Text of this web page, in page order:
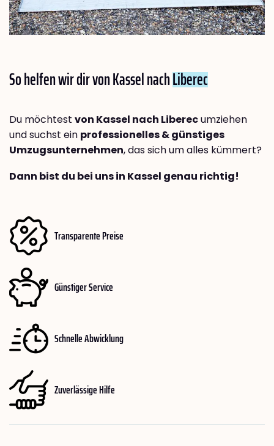
So helfen wir dir von Kassel nachLiberec
Du möchtest von Kassel nach Liberecumziehen
und suchst ein professionelles & günstiges
Umzugsunternehmen, das sich um alles kümmert?
Dann bist du bei uns in Kassel genau richtig!
Transparente Preise
Günstiger Service
Schnelle Abwicklung
Zuverlässige Hilfe